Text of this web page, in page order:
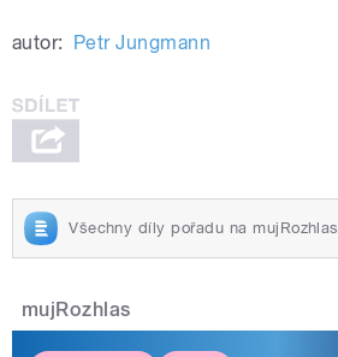
autor: Petr Jungmann
Všechny díly pořadu na mujRozhlas
mujRozhlas